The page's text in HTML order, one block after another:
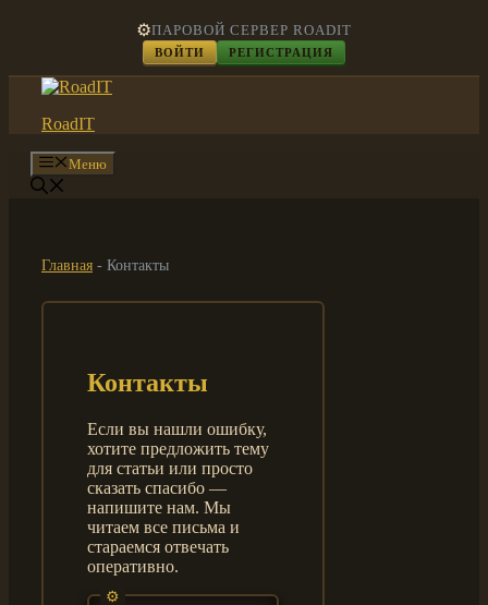
⚙️ПАРОВОЙ СЕРВЕР ROADIT
ВОЙТИ РЕГИСТРАЦИЯ
RoadIT
Меню
Главная - Контакты
Контакты
Если вы нашли ошибку,
хотите предложить тему
для статьи или просто
сказать спасибо —
напишите нам. Мы
читаем все письма и
стараемся отвечать
оперативно.